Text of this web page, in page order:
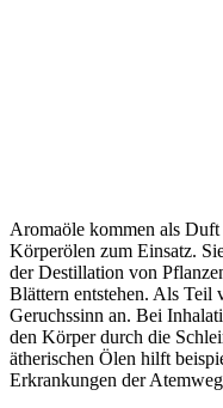
Aromaöle kommen als
Körperölen zum Einsatz.
der Destillation von
Blättern entstehen. Als Teil
Geruchssinn an. Bei
den Körper durch die
ätherischen Ölen hilft
Erkrankungen der